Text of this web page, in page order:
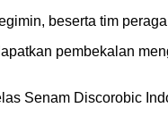
beserta tim
pembekalan
Senam Discorobic